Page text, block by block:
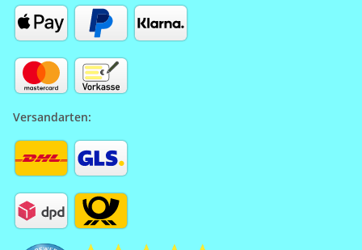
Versandarten: